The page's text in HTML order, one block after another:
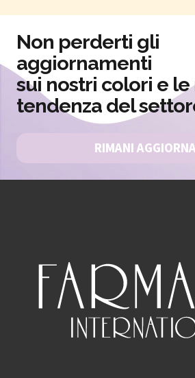
Non perderti gli
aggiornamenti
sui nostri colori e le
tendenza del
RIMANI